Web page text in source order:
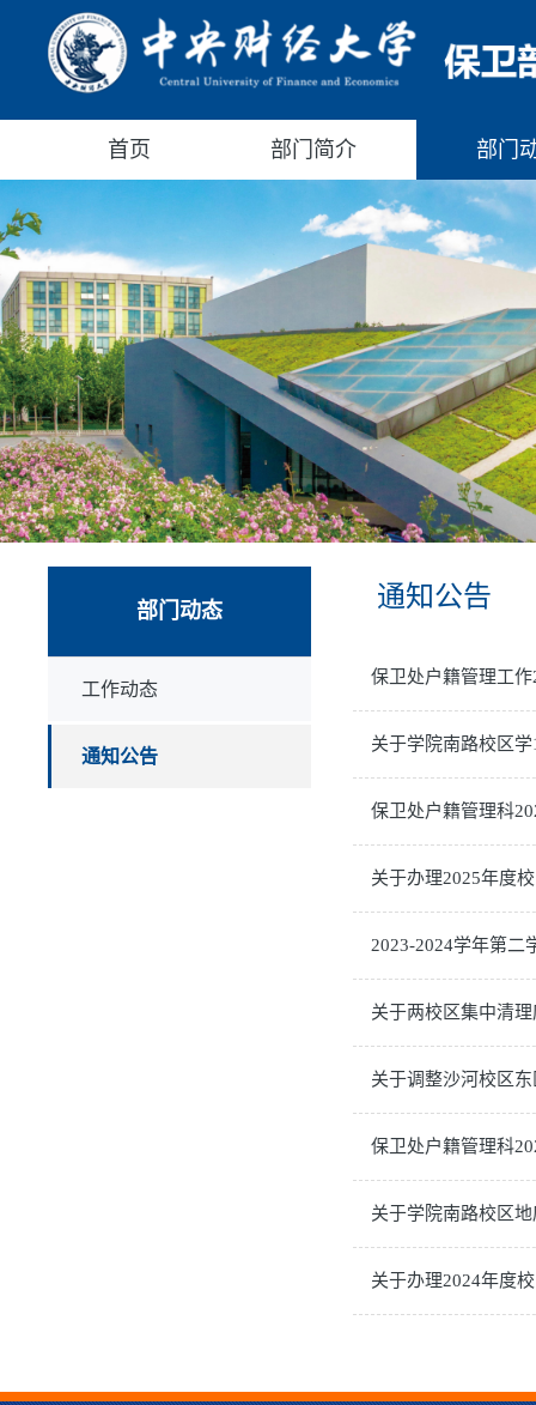
首页 部门简介 部门
部门动态
工作动态
通知公告
通知公告
保卫处户籍管理工
关于学院南路校区
保卫处户籍管理科
关于办理2025年度
2023-2024学年第二
关于两校区集中清
关于调整沙河校区
保卫处户籍管理科
关于学院南路校区
关于办理2024年度